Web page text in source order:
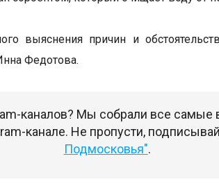
выяснения причин и
Федотова.
каналов? Мы собрали все
канале. Не пропусти,
Подмосковья".